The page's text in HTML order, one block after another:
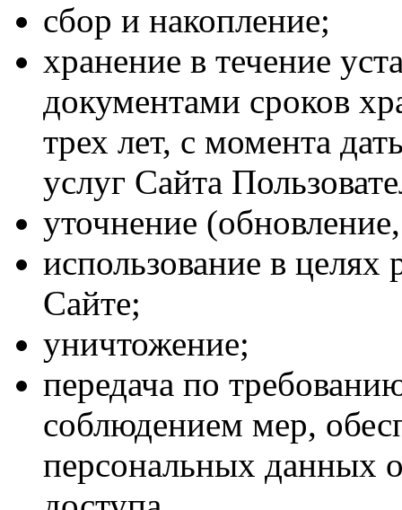
сбор и накопление;
хранение в течение
документами сроков
трех лет, с момента
услуг Сайта
уточнение
использование в целях
Сайте;
уничтожение;
передача по
соблюдением мер,
персональных данных